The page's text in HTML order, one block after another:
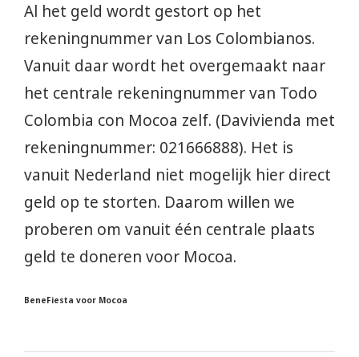
Al het geld wordt gestort op het
rekeningnummer van Los Colombianos.
Vanuit daar wordt het overgemaakt naar
het centrale rekeningnummer van Todo
Colombia con Mocoa zelf. (Davivienda met
rekeningnummer: 021666888). Het is
vanuit Nederland niet mogelijk hier direct
geld op te storten. Daarom willen we
proberen om vanuit één centrale plaats
geld te doneren voor Mocoa.
BeneFiesta voor Mocoa